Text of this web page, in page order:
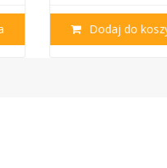
Dodaj do koszyka